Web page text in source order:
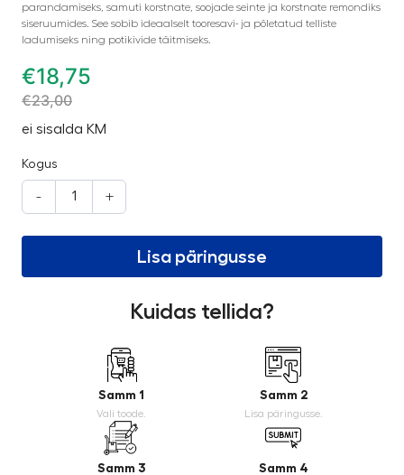
parandamiseks, samuti korstnate, soojade seinte ja korstnate remondiks
siseruumides. See sobib ideaalselt tooresavi- ja põletatud telliste
ladumiseks ning potikivide täitmiseks.
€18,75
€23,00
ei sisalda KM
Kogus
- +
Lisa päringusse
Kuidas tellida?
Samm 1
Vali toode.
Samm 2
Lisa päringusse.
Samm 3 Samm 4